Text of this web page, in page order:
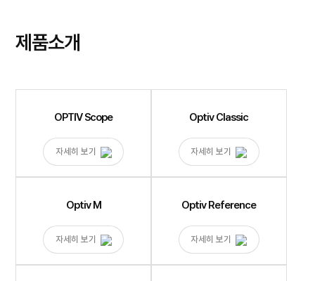
제품소개
OPTIV Scope
자세히 보기
Optiv Classic
자세히 보기
Optiv M
자세히 보기
Optiv Reference
자세히 보기